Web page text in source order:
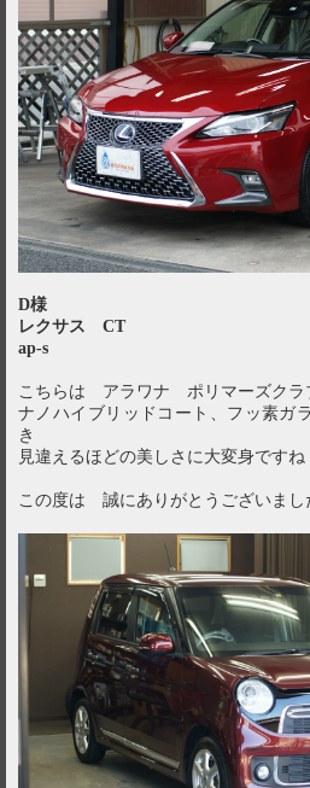
D様
レクサス CT
ap-s
こちらは アラワナ ポリマーズクラ
ナノハイブリッドコート、フッ素ガ
き
見違えるほどの美しさに大変身ですね
この度は 誠にありがとうございまし